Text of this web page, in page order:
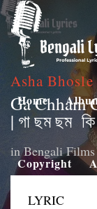
Home
Copyright
Asha Bhosle
Ga Chham
| গা ছম ছম
inBengali Films
LYRIC